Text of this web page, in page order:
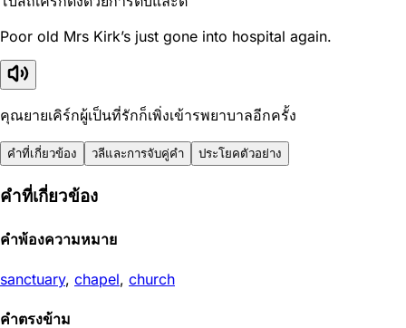
Poor old Mrs Kirk’s just gone into hospital again.
คุณยายเคิร์กผู้เป็นที่รักก็เพิ่งเข้ารพยาบาลอีกครั้ง
คำที่เกี่ยวข้อง วลีและการจับคู่คำ ประโยคตัวอย่าง
คำที่เกี่ยวข้อง
คำพ้องความหมาย
sanctuary, chapel, church
คำตรงข้าม